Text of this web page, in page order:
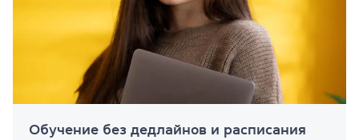
Обучение без дедлайнов и расписания